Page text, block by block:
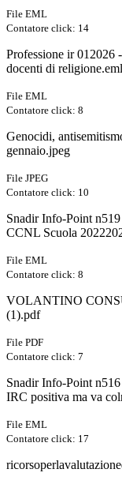
File EML
Contatore click: 14
Professione ir 012026
docenti di religione.eml
File EML
Contatore click: 8
Genocidi,
gennaio.jpeg
File JPEG
Contatore click: 10
Snadir Info-Point
CCNL Scuola
File EML
Contatore click: 8
VOLANTINO
(1).pdf
File PDF
Contatore click: 7
Snadir Info-Point
IRC positiva ma va
File EML
Contatore click: 17